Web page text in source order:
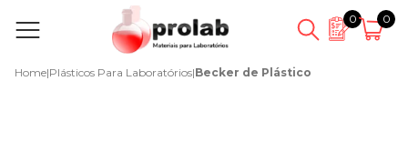
0 0
Home|Plásticos Para Laboratórios|Becker de Plástico